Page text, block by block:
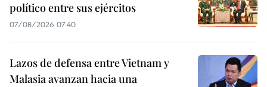
político entre sus ejércitos
07/08/2026 07:40
Lazos de defensa entre Vietnam y
Malasia avanzan hacia una